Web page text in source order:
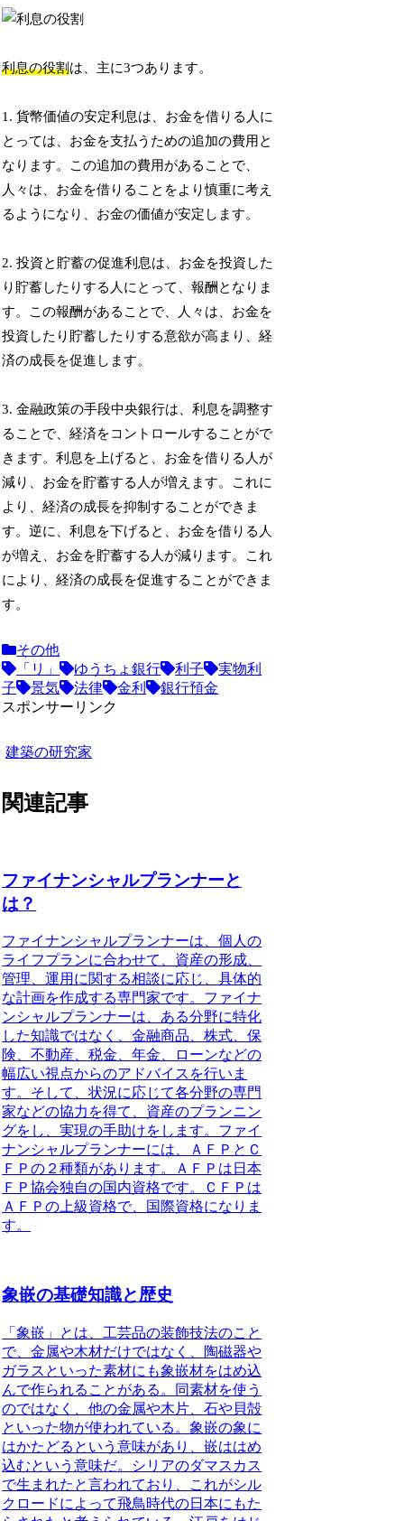
利息の役割は、主に3つあります。
1. 貨幣価値の安定利息は、お金を借りる人に
とっては、お金を支払うための追加の費用と
なります。この追加の費用があることで、
人々は、お金を借りることをより慎重に考え
るようになり、お金の価値が安定します。
2. 投資と貯蓄の促進利息は、お金を投資した
り貯蓄したりする人にとって、報酬となりま
す。この報酬があることで、人々は、お金を
投資したり貯蓄したりする意欲が高まり、経
済の成長を促進します。
3. 金融政策の手段中央銀行は、利息を調整す
ることで、経済をコントロールすることがで
きます。利息を上げると、お金を借りる人が
減り、お金を貯蓄する人が増えます。これに
より、経済の成長を抑制することができま
す。逆に、利息を下げると、お金を借りる人
が増え、お金を貯蓄する人が減ります。これ
により、経済の成長を促進することができま
す。
その他
「リ」
ゆうちょ銀行 利子
実物利
子
景気 法律 金利
銀行預金
スポンサーリンク
建築の研究家
関連記事
ファイナンシャルプランナーと
は？
ファイナンシャルプランナーは、個人の
ライフプランに合わせて、資産の形成、
管理、運用に関する相談に応じ、具体的
な計画を作成する専門家です。 ファイナ
ンシャルプランナーは、ある分野に特化
した知識ではなく、金融商品、株式、保
険、不動産、税金、年金、ローンなどの
幅広い視点からのアドバイスを行いま
す。 そして、状況に応じて各分野の専門
家などの協力を得て、資産のプランニン
グをし、実現の手助けをします。ファイ
ナンシャルプランナーには、ＡＦＰとＣ
ＦＰの２種類があります。ＡＦＰは日本
ＦＰ協会独自の国内資格です。ＣＦＰは
ＡＦＰの上級資格で、国際資格になりま
す。
象嵌の基礎知識と歴史
「象嵌」とは、工芸品の装飾技法のこと
で、金属や木材だけではなく、陶磁器や
ガラスといった素材にも象嵌材をはめ込
んで作られることがある。同素材を使う
のではなく、他の金属や木片、石や貝殻
といった物が使われている。象嵌の象に
はかたどるという意味があり、嵌ははめ
込むという意味だ。シリアのダマスカス
で生まれたと言われており、これがシル
クロードによって飛鳥時代の日本にもた